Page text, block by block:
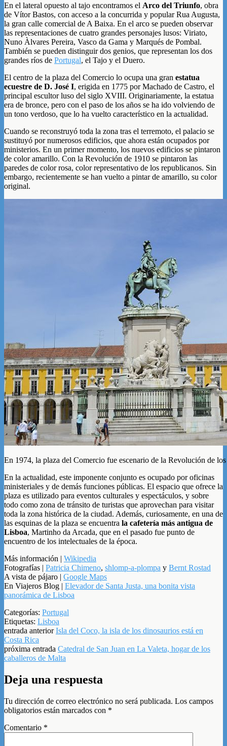
En el lateral opuesto al tajo encontramos el Arco del Triunfo, obra
de Vítor Bastos, con acceso a la concurrida y popular Rua Augusta,
la gran calle comercial de A Baixa. En el arco se pueden observar
las representaciones de cuatro grandes personajes lusos: Viriato,
Nuno Àlvares Pereira, Vasco da Gama y Marqués de Pombal.
También se pueden distinguir dos genios, que representan los dos
grandes ríos de Portugal, el Tajo y el Duero.
El centro de la plaza del Comercio lo ocupa una gran estatua
ecuestre de D. José I, erigida en 1775 por Machado de Castro, el
principal escultor luso del siglo XVIII. Originariamente, la estatua
era de bronce, pero con el paso de los años se ha ido volviendo de
un tono verdoso, que lo ha vuelto característico en la actualidad.
Cuando se reconstruyó toda la zona tras el terremoto, el palacio se
sustituyó por numerosos edificios, que ahora están ocupados por
ministerios. En un primer momento, los nuevos edificios se pintaron
de color amarillo. Con la Revolución de 1910 se pintaron las
paredes de color rosa, color representativo de los republicanos. Sin
embargo, recientemente se han vuelto a pintar de amarillo, su color
original.
En 1974, la plaza del Comercio fue escenario de la Revolución de
En la actualidad, este imponente conjunto es ocupado por oficinas
ministeriales y de demás funciones públicas. El espacio que ofrece la
plaza es utilizado para eventos culturales y espectáculos, y sobre
todo como zona de tránsito de turistas que aprovechan para visitar
toda la zona histórica de la ciudad. Además, curiosamente, en una de
las esquinas de la plaza se encuentra la cafetería más antigua de
Lisboa, Martinho da Arcada, que en el pasado fue punto de
encuentro de los intelectuales de la época.
Más información | Wikipedia
Fotografías | Patricia Chimeno, shlomp-a-plompa y Bernt Rostad
A vista de pájaro | Google Maps
En Viajeros Blog | Elevador de Santa Justa, una bonita vista
panorámica de Lisboa
Categorías: Portugal
Etiquetas: Lisboa
entrada anteriorIsla del Coco, la isla de los dinosaurios está en
Costa Rica
próxima entrada Catedral de San Juan en La Valeta, hogar de los
caballeros de Malta
Deja una respuesta
Tu dirección de correo electrónico no será publicada. Los campos
obligatorios están marcados con *
Comentario *